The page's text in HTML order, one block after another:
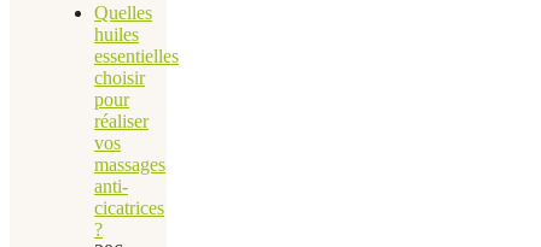
Quelles
huiles
essentielles
choisir
pour
réaliser
vos
massages
anti-
cicatrices
?